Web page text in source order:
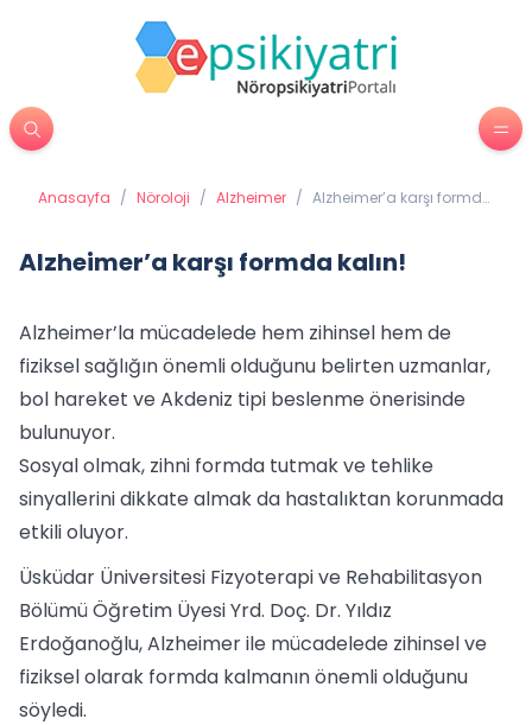
Anasayfa / Nöroloji / Alzheimer / Alzheimer’a karşı formda
Alzheimer’a karşı formda kalın!
Alzheimer’la mücadelede hem zihinsel hem de
fiziksel sağlığın önemli olduğunu belirten uzmanlar,
bol hareket ve Akdeniz tipi beslenme önerisinde
bulunuyor.
Sosyal olmak, zihni formda tutmak ve tehlike
sinyallerini dikkate almak da hastalıktan korunmada
etkili oluyor.
Üsküdar Üniversitesi Fizyoterapi ve Rehabilitasyon
Bölümü Öğretim Üyesi Yrd. Doç. Dr. Yıldız
Erdoğanoğlu, Alzheimer ile mücadelede zihinsel ve
fiziksel olarak formda kalmanın önemli olduğunu
söyledi.